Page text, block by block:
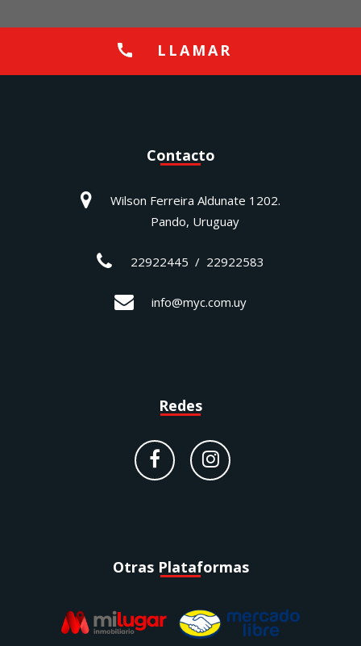
LLAMAR
Contacto
Wilson Ferreira Aldunate 1202.
Pando, Uruguay
22922445 / 22922583
info@myc.com.uy
Redes
Otras Plataformas